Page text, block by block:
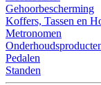
Gehoorbescherming
Koffers, Tassen en
Metronomen
Pedalen
Standen